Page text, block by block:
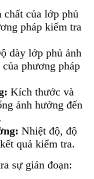
chất của lớp phủ
pháp kiểm tra
dày lớp phủ ảnh
phương pháp
Kích thước và
ảnh hưởng đến
Nhiệt độ, độ
quả kiểm tra.
sự gián đoạn: